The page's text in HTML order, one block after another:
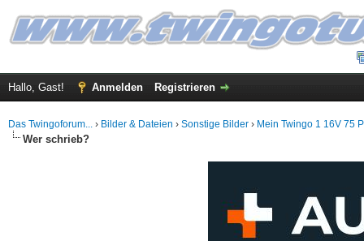
Hallo, Gast! Anmelden Registrieren
Das Twingoforum... › Bilder & Dateien › Sonstige Bilder › Mein Twingo 1 16V 75
Wer schrieb?